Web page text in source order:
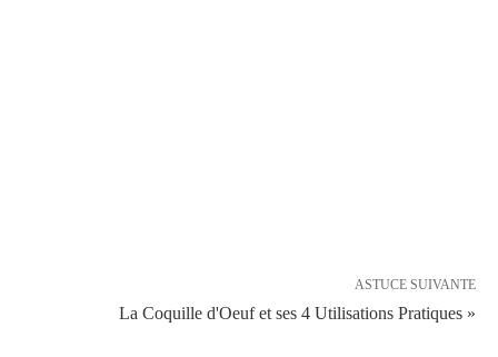
ASTUCE SUIVANTE
La Coquille d'Oeuf et ses 4 Utilisations Pratiques »